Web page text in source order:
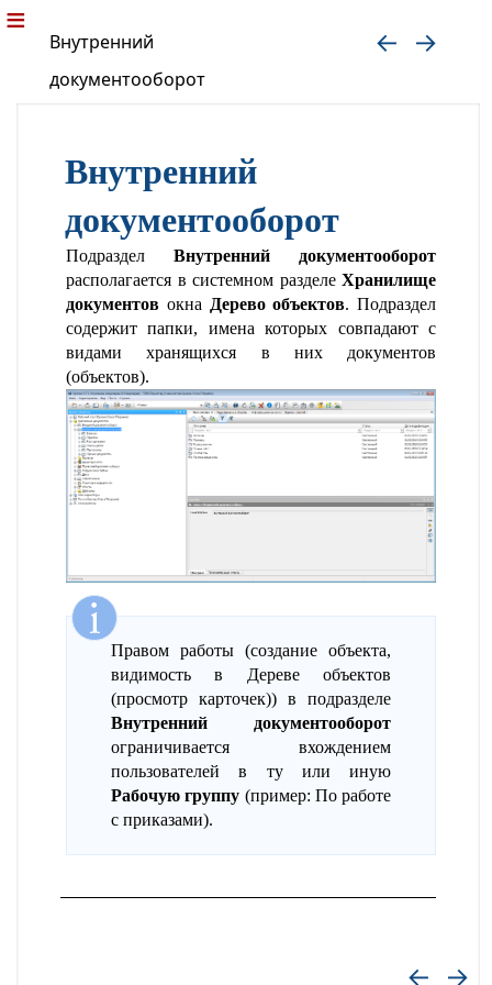
Внутренний
документооборот
Внутренний
документооборот
Подраздел Внутренний документооборот
располагается в системном разделе Хранилище
документов окна Дерево объектов. Подраздел
содержит папки, имена которых совпадают с
видами хранящихся в них документов
(объектов).
Правом работы (создание объекта,
видимость в Дереве объектов
(просмотр карточек)) в подразделе
Внутренний документооборот
ограничивается вхождением
пользователей в ту или иную
Рабочую группу (пример: По работе
с приказами).